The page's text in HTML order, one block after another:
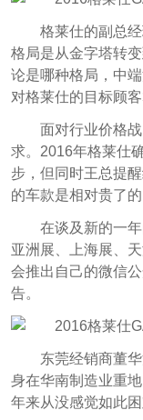
格莱仕的副总
格局是从金字塔转
论是哪种格局，中
对格莱仕的目标顾
面对行业价格
求。2016年格莱仕
步，但同时王总提
的车款是相对贵了的
在谈及新的一
亚洲展、上海展、
会推出自己的微信
告。
东莞经销商董
身在华南制造业重
年来从没感觉如此困